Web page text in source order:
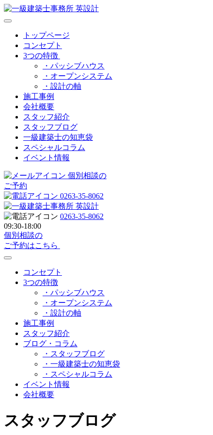
トップページ
コンセプト
3つの特徴
・パッシブハウス
・オープンシステム
・設計の軸
施工事例
会社概要
スタッフ紹介
スタッフブログ
一級建築士の知恵袋
スペシャルコラム
イベント情報
個別相談の
ご予約
0263-35-8062
0263-35-8062
09:30-18:00
個別相談の
ご予約はこちら
コンセプト
3つの特徴
・パッシブハウス
・オープンシステム
・設計の軸
施工事例
スタッフ紹介
ブログ・コラム
・スタッフブログ
・一級建築士の知恵袋
・スペシャルコラム
イベント情報
会社概要
スタッフブログ